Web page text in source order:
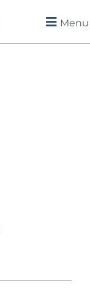
Menu